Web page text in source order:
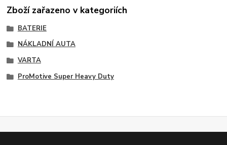
Zboží zařazeno v kategoriích
BATERIE
NÁKLADNÍ AUTA
VARTA
ProMotive Super Heavy Duty